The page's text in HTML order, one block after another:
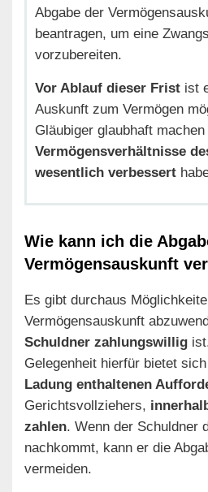
Abgabe der
beantragen, um eine
vorzubereiten.
Vor Ablauf dieser Frist ist
Auskunft zum Vermögen
Gläubiger glaubhaft
Vermögensverhältnisse
wesentlich verbessert
Wie kann ich die
Vermögensauskunft
Es gibt durchaus
Vermögensauskunft
Schuldner zahlungswillig
Gelegenheit hierfür bietet
Ladung enthaltenen
Gerichtsvollziehers,
zahlen . Wenn der Schuldner
nachkommt, kann er die
vermeiden.